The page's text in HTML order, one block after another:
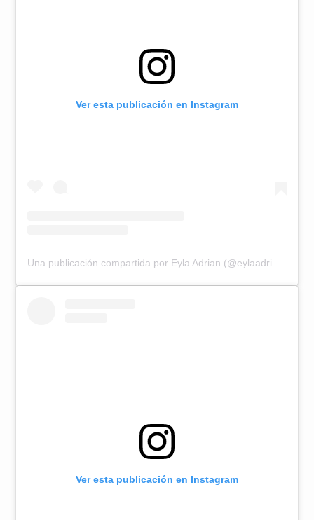
Ver esta publicación en Instagram
Una publicación compartida por Eyla Adrian (@eylaadrian)
Ver esta publicación en Instagram